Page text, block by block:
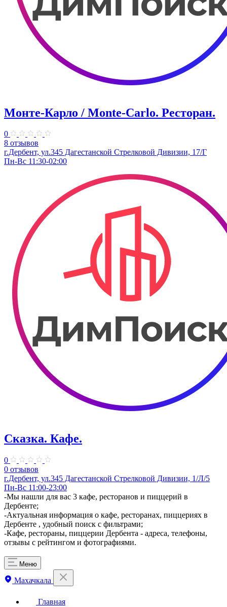
Монте-Карло / Monte-Carlo. Ресторан.
0
8 отзывов
г.Дербент, ул.345 Дагестанской Стрелковой Дивизии, 17/Г
Пн-Вс 11:30-02:00
Сказка. Кафе.
0
0 отзывов
г.Дербент, ​ул.345 Дагестанской Стрелковой Дивизии, 1/Л/5
Пн-Вс 11:00-23:00
-Мы нашли для вас 3 кафе, ресторанов и пиццерий в
Дербенте;
-Актуальная информация о кафе, ресторанах, пиццериях в
Дербенте , удобный поиск с фильтрами;
-Кафе, рестораны, пиццерии Дербента - адреса, телефоны,
отзывы с рейтингом и фотографиями.
Меню
Махачкала
Главная